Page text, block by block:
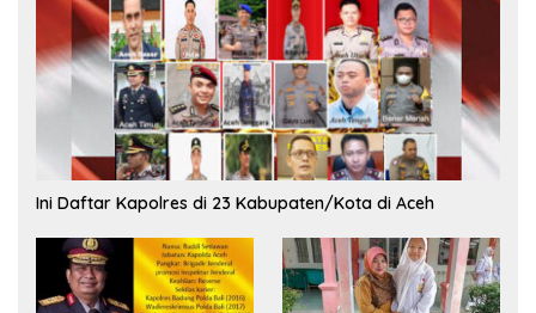
Ini Daftar Kapolres di 23 Kabupaten/Kota di Aceh